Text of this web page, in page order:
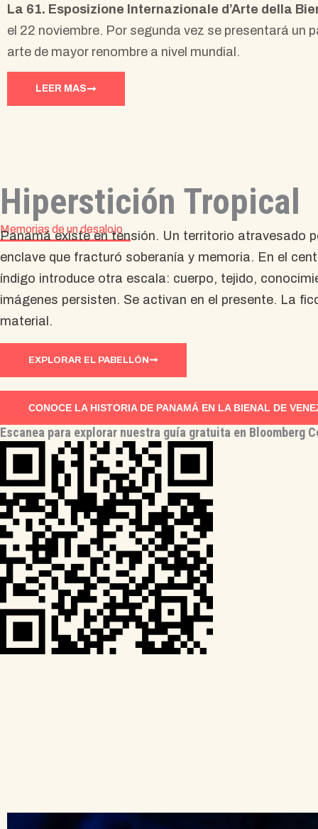
La 61. Esposizione Internazionale d’Arte della
el 22 noviembre. Por segunda vez se presentará un
arte de mayor renombre a nivel mundial.
LEER MAS
Hiperstición Tropical
Memorias de un desalojo
Panamá existe en tensión. Un territorio atravesado
enclave que fracturó soberanía y memoria. En el
índigo introduce otra escala: cuerpo, tejido,
imágenes persisten. Se activan en el presente. La
material.
EXPLORAR EL PABELLÓN
CONOCE LA HISTORIA DE PANAMÁ EN LA BIENAL DE
Escanea para explorar nuestra guía gratuita en Bloomberg